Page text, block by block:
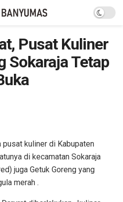
Pusat Kuliner
Sokaraja Tetap
pusat kuliner di Kabupaten
di kecamatan Sokaraja
juga Getuk Goreng yang
merah .